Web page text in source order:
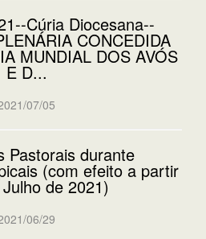
Cúria Diocesana--
CONCEDIDA
MUNDIAL DOS AVÓS
E D...
07/05
Pastorais durante
(com efeito a partir
de 2021)
06/29